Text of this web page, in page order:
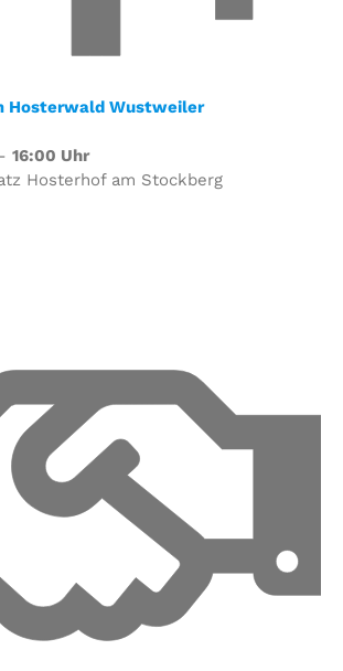
Hosterwald Wustweiler
16:00 Uhr
Hosterhof am Stockberg